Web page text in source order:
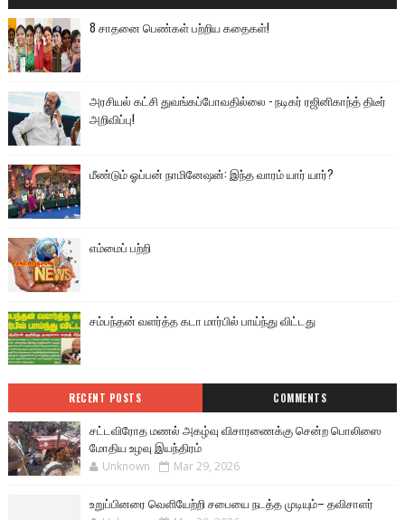
8 சாதனை பெண்கள் பற்றிய கதைகள்!
அரசியல் கட்சி துவங்கப்போவதில்லை - நடிகர் ரஜினிகாந்த் திடீர்
அறிவிப்பு!
மீண்டும் ஓப்பன் நாமினேஷன்: இந்த வாரம் யார் யார்?
எம்மைப் பற்றி
சம்பந்தன் வளர்த்த கடா மார்பில் பாய்ந்து விட்டது
RECENT POSTS COMMENTS
சட்டவிரோத மணல் அகழ்வு விசாரணைக்கு சென்ற பொலிஸை
மோதிய உழவு இயந்திரம்
Unknown Mar 29, 2026
உறுப்பினரை வெளியேற்றி சபையை நடத்த முடியும்– தவிசாளர்